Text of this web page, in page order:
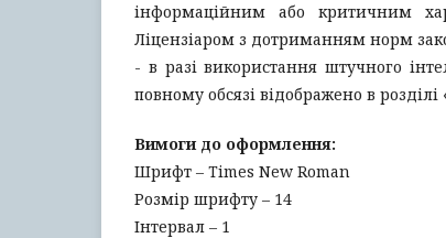
інформаційним або критичним
Ліцензіаром з дотриманням норм
- в разі використання штучного
повному обсязі відображено в
Вимоги до оформлення:
Шрифт – Times New Roman
Розмір шрифту – 14
Інтервал – 1